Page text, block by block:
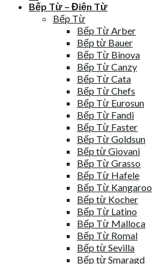
Bếp Từ – Điện Từ
Bếp Từ
Bếp Từ Arber
Bếp từ Bauer
Bếp Từ Binova
Bếp Từ Canzy
Bếp Từ Cata
Bếp Từ Chefs
Bếp Từ Eurosun
Bếp Từ Fandi
Bếp Từ Faster
Bếp Từ Goldsun
Bếp từ Giovani
Bếp Từ Grasso
Bếp Từ Hafele
Bếp Từ Kangaroo
Bếp từ Kocher
Bếp Từ Latino
Bếp Từ Malloca
Bếp Từ Romal
Bếp từ Sevilla
Bếp từ Smaragd